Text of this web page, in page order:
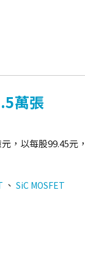
萬張
，以每股99.45
、 SiC MOSFET